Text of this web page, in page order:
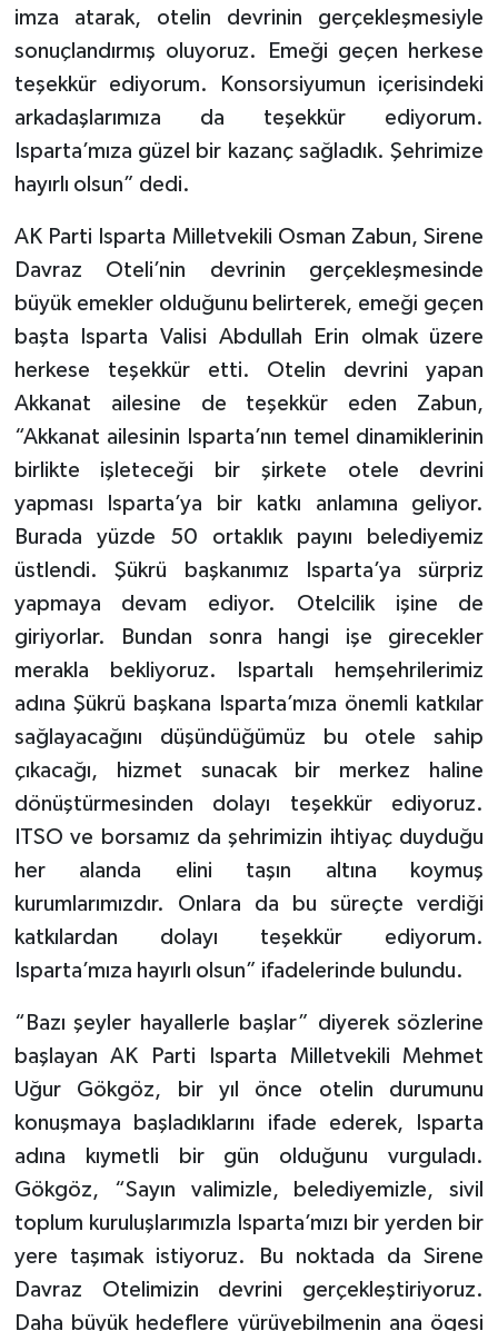
imza atarak, otelin devrinin gerçekleşmesiyle
sonuçlandırmış oluyoruz. Emeği geçen herkese
teşekkür ediyorum. Konsorsiyumun içerisindeki
arkadaşlarımıza da teşekkür ediyorum.
Isparta’mıza güzel bir kazanç sağladık. Şehrimize
hayırlı olsun” dedi.
AK Parti Isparta Milletvekili Osman Zabun, Sirene
Davraz Oteli’nin devrinin gerçekleşmesinde
büyük emekler olduğunu belirterek, emeği geçen
başta Isparta Valisi Abdullah Erin olmak üzere
herkese teşekkür etti. Otelin devrini yapan
Akkanat ailesine de teşekkür eden Zabun,
“Akkanat ailesinin Isparta’nın temel dinamiklerinin
birlikte işleteceği bir şirkete otele devrini
yapması Isparta’ya bir katkı anlamına geliyor.
Burada yüzde 50 ortaklık payını belediyemiz
üstlendi. Şükrü başkanımız Isparta’ya sürpriz
yapmaya devam ediyor. Otelcilik işine de
giriyorlar. Bundan sonra hangi işe girecekler
merakla bekliyoruz. Ispartalı hemşehrilerimiz
adına Şükrü başkana Isparta’mıza önemli katkılar
sağlayacağını düşündüğümüz bu otele sahip
çıkacağı, hizmet sunacak bir merkez haline
dönüştürmesinden dolayı teşekkür ediyoruz.
ITSO ve borsamız da şehrimizin ihtiyaç duyduğu
her alanda elini taşın altına koymuş
kurumlarımızdır. Onlara da bu süreçte verdiği
katkılardan dolayı teşekkür ediyorum.
Isparta’mıza hayırlı olsun” ifadelerinde bulundu.
“Bazı şeyler hayallerle başlar” diyerek sözlerine
başlayan AK Parti Isparta Milletvekili Mehmet
Uğur Gökgöz, bir yıl önce otelin durumunu
konuşmaya başladıklarını ifade ederek, Isparta
adına kıymetli bir gün olduğunu vurguladı.
Gökgöz, “Sayın valimizle, belediyemizle, sivil
toplum kuruluşlarımızla Isparta’mızı bir yerden bir
yere taşımak istiyoruz. Bu noktada da Sirene
Davraz Otelimizin devrini gerçekleştiriyoruz.
Daha büyük hedeflere yürüyebilmenin ana ögesi